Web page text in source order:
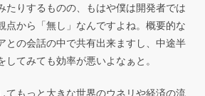
たりするものの、もはや僕は開発者では
点から「無し」なんですよね。概要的な
との会話の中で共有出来ますし、中途半
てみても効率が悪いよなぁと。
てもっと大きな世界のウネリや経済の流